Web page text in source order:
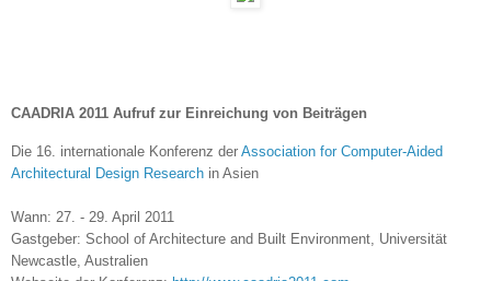
CAADRIA 2011 Aufruf zur Einreichung von Beiträgen
Die 16. internationale Konferenz der Association for Computer-Aided
Architectural Design Research in Asien
Wann: 27. - 29. April 2011
Gastgeber: School of Architecture and Built Environment, Universität
Newcastle, Australien